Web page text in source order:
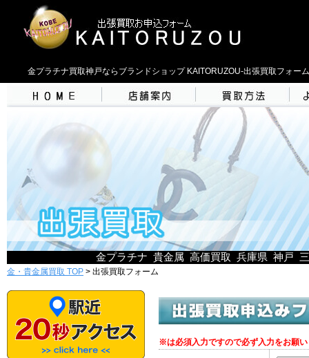
金プラチナ買取神戸ならブランドショップ KAITORUZOU-出張買取フォーム
金プラチナ 貴金属 高価買取 兵庫県 神戸
金・貴金属買取 TOP > 出張買取フォーム
※は必須入力ですので必ず入力をお願